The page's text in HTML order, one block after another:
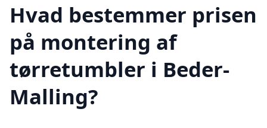
Hvad bestemmer prisen
på montering af
tørretumbler i Beder-
Malling?